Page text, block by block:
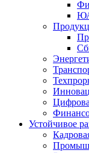
Устойчивое